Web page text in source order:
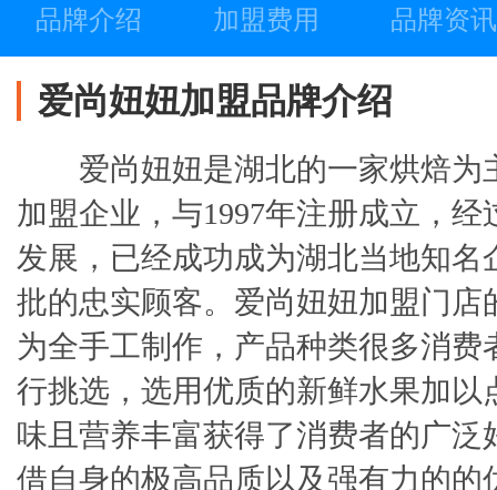
品牌介绍 加盟费用 品牌资讯
爱尚妞妞加盟品牌介绍
爱尚妞妞是湖北的一家烘焙为
加盟企业，与1997年注册成立，经
发展，已经成功成为湖北当地知名
批的忠实顾客。爱尚妞妞加盟门店
为全手工制作，产品种类很多消费
行挑选，选用优质的新鲜水果加以
味且营养丰富获得了消费者的广泛
借自身的极高品质以及强有力的的